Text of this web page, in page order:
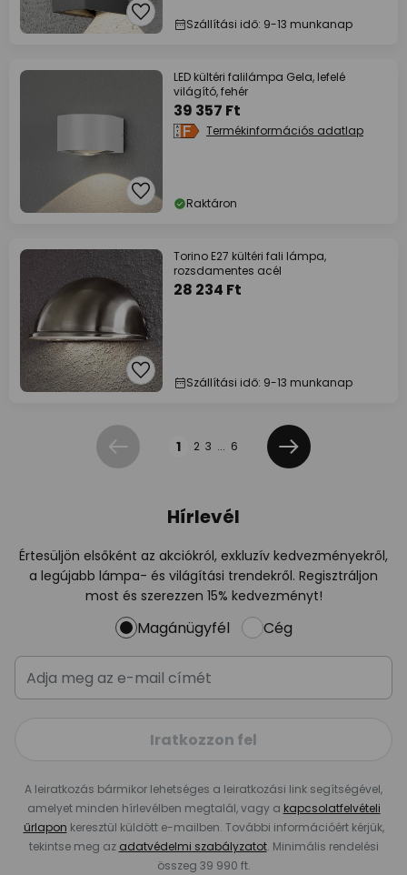
Szállítási idő: 9-13 munkanap
LED kültéri falilámpa Gela, lefelé
világító, fehér
39 357 Ft
Termékinformációs adatlap
Raktáron
Torino E27 kültéri fali lámpa,
rozsdamentes acél
28 234 Ft
Szállítási idő: 9-13 munkanap
Előző 1 2 3 ... 6
Következő
Hírlevél
Értesüljön elsőként az akciókról, exkluzív kedvezményekről,
a legújabb lámpa- és világítási trendekről. Regisztráljon
most és szerezzen 15% kedvezményt!
Magánügyfél Cég
Iratkozzon fel
A leiratkozás bármikor lehetséges a leiratkozási link segítségével,
amelyet minden hírlevélben megtalál, vagy a kapcsolatfelvételi
űrlapon keresztül küldött e-mailben. További információért kérjük,
tekintse meg az adatvédelmi szabályzatot. Minimális rendelési
összeg 39 990 ft.